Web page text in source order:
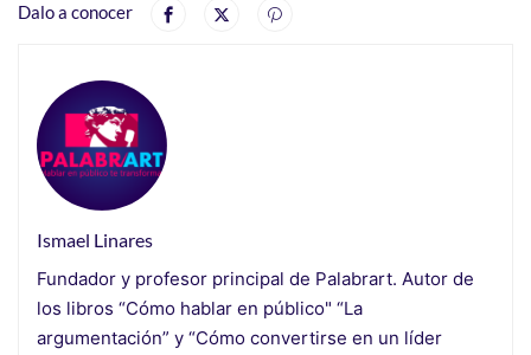
Dalo a conocer
Ismael Linares
Fundador y profesor principal de Palabrart. Autor de
los libros “Cómo hablar en público" “La
argumentación” y “Cómo convertirse en un líder